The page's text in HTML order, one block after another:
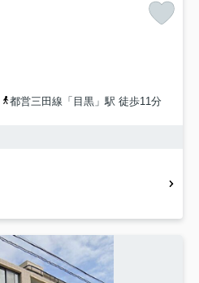
都営三田線「目黒」駅 徒歩11分